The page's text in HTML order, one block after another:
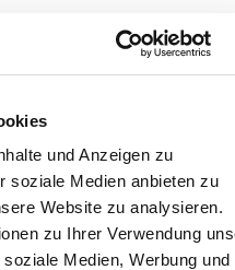
und Anzeigen zu
soziale Medien anbieten zu
Website zu analysieren.
zu Ihrer Verwendung
Medien, Werbung und